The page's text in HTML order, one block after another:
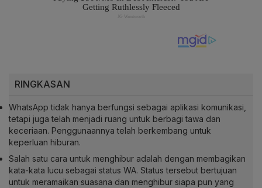
RINGKASAN
WhatsApp tidak hanya berfungsi sebagai aplikasi komunikasi,
tetapi juga telah menjadi ruang untuk berbagi tawa dan
keceriaan. Penggunaannya telah berkembang untuk
keperluan hiburan.
Salah satu cara untuk menghibur adalah dengan membagikan
kata-kata lucu sebagai status WA. Status tersebut bertujuan
untuk meramaikan suasana dan menghibur siapa pun yang